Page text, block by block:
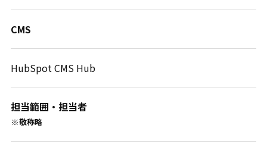
CMS
HubSpot CMS Hub
担当範囲・担当者
※敬称略